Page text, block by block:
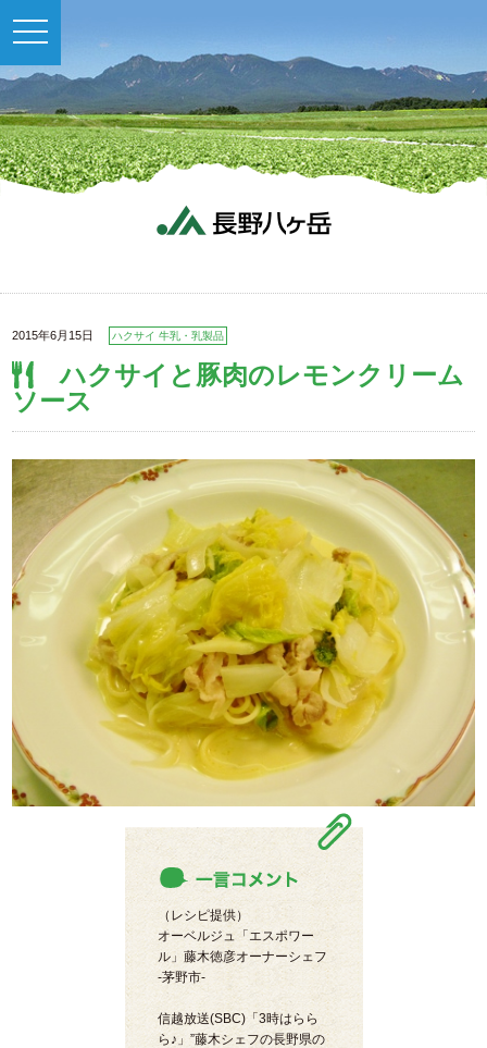
toggle
navigation
2015年6月15日 ハクサイ 牛乳・乳製品
ハクサイと豚肉のレモンクリーム
ソース
（レシピ提供）
オーベルジュ「エスポワー
ル」藤木徳彦オーナーシェフ
-茅野市-
信越放送(SBC)「3時はらら
ら♪」”藤木シェフの長野県の